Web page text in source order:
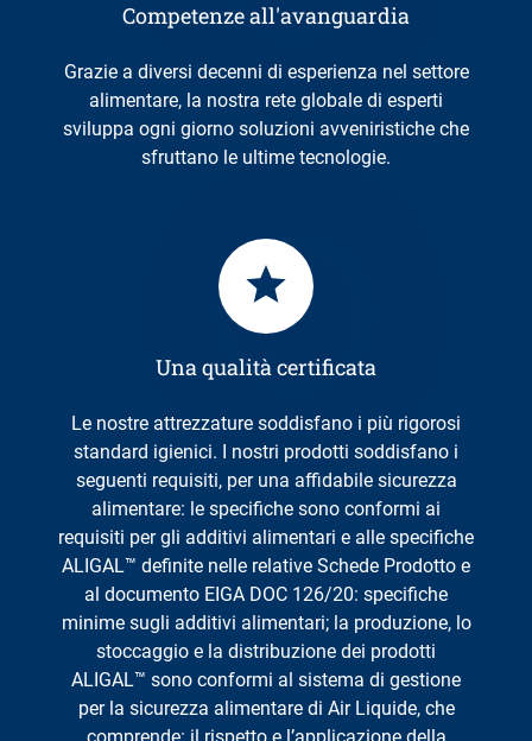
Competenze all'avanguardia
Grazie a diversi decenni di esperienza nel settore
alimentare, la nostra rete globale di esperti
sviluppa ogni giorno soluzioni avveniristiche che
sfruttano le ultime tecnologie.
Una qualità certificata
Le nostre attrezzature soddisfano i più rigorosi
standard igienici. I nostri prodotti soddisfano i
seguenti requisiti, per una affidabile sicurezza
alimentare: le specifiche sono conformi ai
requisiti per gli additivi alimentari e alle specifiche
ALIGAL™ definite nelle relative Schede Prodotto e
al documento EIGA DOC 126/20: specifiche
minime sugli additivi alimentari; la produzione, lo
stoccaggio e la distribuzione dei prodotti
ALIGAL™ sono conformi al sistema di gestione
per la sicurezza alimentare di Air Liquide, che
comprende: il rispetto e l’applicazione della